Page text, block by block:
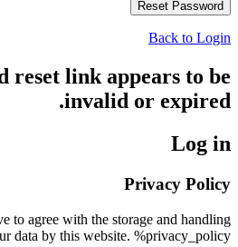
Back to Login
reset link appears to be
invalid or expired.
Log in
Privacy Policy
to agree with the storage and handling
data by this website. %privacy_policy%